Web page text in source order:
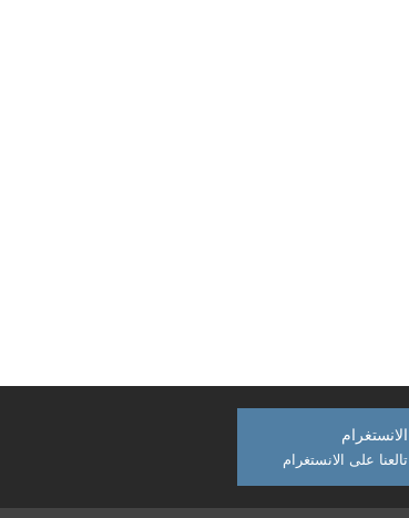
الانستغرام
تالعنا على الانستغرام